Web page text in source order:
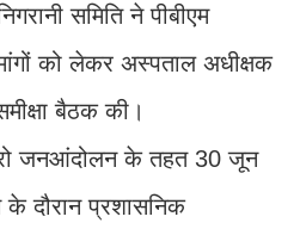
समिति ने पीबीएम
को लेकर अस्पताल अधीक्षक
बैठक की।
जनआंदोलन के तहत 30 जून
के दौरान प्रशासनिक